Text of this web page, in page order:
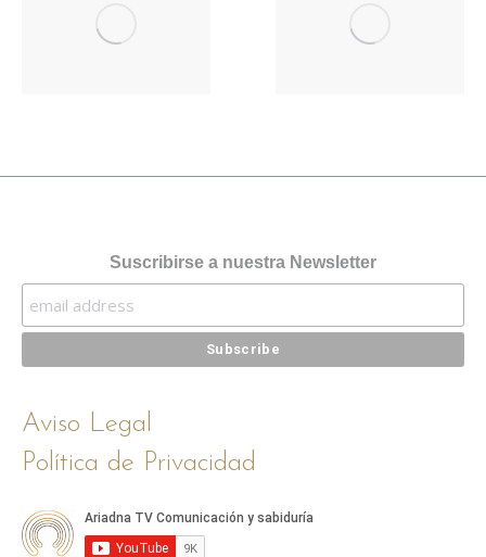
Suscribirse a nuestra Newsletter
Aviso Legal
Política de Privacidad